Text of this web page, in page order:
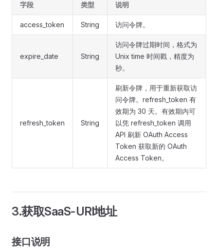
字段 类型 说明
access_token String 访问令牌。
expire_date String
访问令牌过期时间，格式为
Unix time 时间戳，精度为
秒。
refresh_token String
刷新令牌，用于重新获取访
问令牌。refresh_token 有
效期为 30 天。有效期内可
以凭 refresh_token 调用
API 刷新 OAuth Access
Token 获取新的 OAuth
Access Token。
3.获取SaaS-URl地址
接口说明